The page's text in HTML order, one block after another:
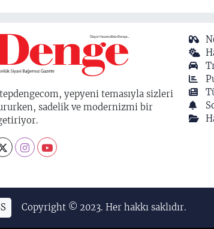
yepyeni temasıyla sizleri
sadelik ve modernizmi bir
Copyright © 2023. Her hakkı saklıdır.